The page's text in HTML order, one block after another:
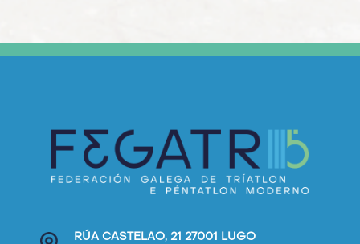
RÚA CASTELAO, 21 27001 LUGO